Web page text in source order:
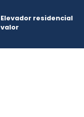
Elevador residencial
valor